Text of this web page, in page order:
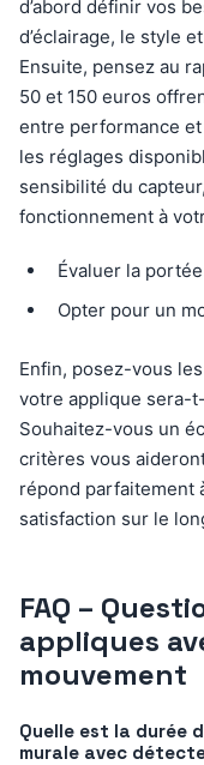
d’abord définir vos
d’éclairage, le style
Ensuite, pensez au
50 et 150 euros
entre performance et
les réglages
sensibilité du
fonctionnement à
Évaluer la
Opter pour un
Enfin, posez-vous
votre applique sera-
Souhaitez-vous un
critères vous
répond parfaitement
satisfaction sur le
FAQ –
appliques
mouvement
Quelle est la durée
murale avec